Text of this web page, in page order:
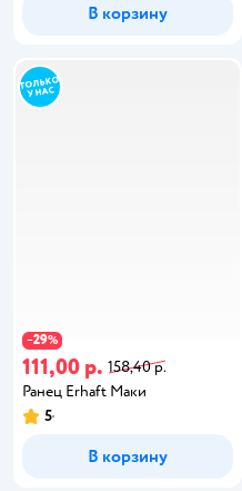
В корзину
−29%
111,00 р. 158,40 р.
Ранец Erhaft Маки
5
В корзину